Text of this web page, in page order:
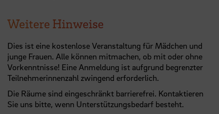
Weitere Hinweise
Dies ist eine kostenlose Veranstaltung für Mädchen und
junge Frauen. Alle können mitmachen, ob mit oder ohne
Vorkenntnisse! Eine Anmeldung ist aufgrund begrenzter
Teilnehmerinnenzahl zwingend erforderlich.
Die Räume sind eingeschränkt barrierefrei. Kontaktieren
Sie uns bitte, wenn Unterstützungsbedarf besteht.